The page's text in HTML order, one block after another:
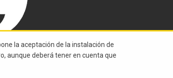
la aceptación de la instalación de
aunque deberá tener en cuenta que